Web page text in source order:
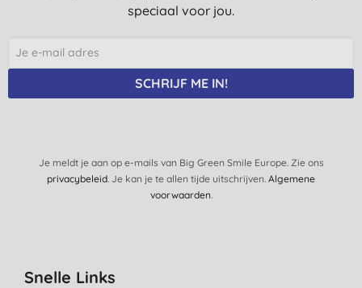
Vind deze tandpasta (ook) niet lekker. En zeker niet intens.. of
verder mee poetsen.
S. C., ermelo
23-2-2016
en mirre hebben meerdere positieve eigenschappen. De smaak
is lekker fris.
K. S., Utrecht
speciaal voor jou.
SCHRIJF ME IN!
Je meldt je aan op e-mails van Big Green Smile Europe. Zie ons
privacybeleid. Je kan je te allen tijde uitschrijven. Algemene
voorwaarden.
Snelle Links